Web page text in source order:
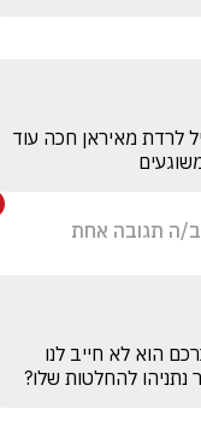
ה תגובה אחת
נתניהו להחלטות שלו?